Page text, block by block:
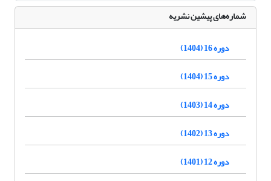
شماره‌های پیشین نشریه
دوره 16 (1404)
دوره 15 (1404)
دوره 14 (1403)
دوره 13 (1402)
دوره 12 (1401)